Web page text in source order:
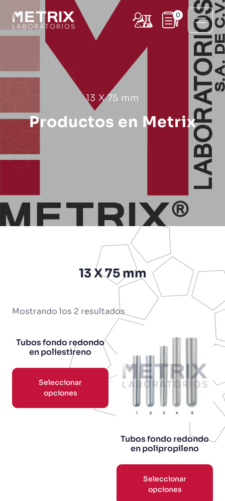
0
13 X 75 mm
Productos en Metrix
13 X 75 mm
Mostrando los 2 resultados
Tubos fondo redondo
en poliestireno
Seleccionar
opciones
Tubos fondo redondo
en polipropileno
Seleccionar
opciones